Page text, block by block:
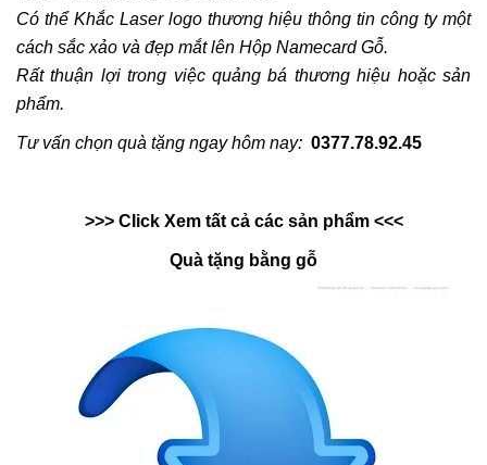
Có thể Khắc Laser logo thương hiệu thông tin công ty một
cách sắc xảo và đẹp mắt lên Hộp Namecard Gỗ.
Rất thuận lợi trong việc quảng bá thương hiệu hoặc sản
phẩm.
Tư vấn chọn quà tặng ngay hôm nay: 0377.78.92.45
>>> Click Xem tất cả các sản phẩm <<<
Quà tặng bằng gỗ